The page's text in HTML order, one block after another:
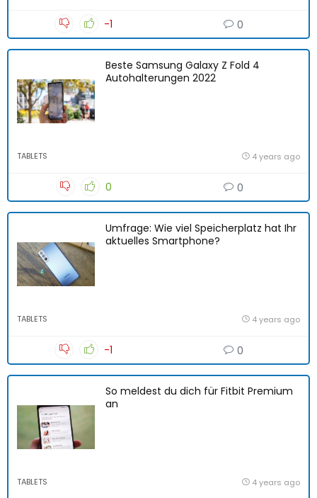
-1 0
Beste Samsung Galaxy Z Fold 4
Autohalterungen 2022
TABLETS 4 years ago
0 0
Umfrage: Wie viel Speicherplatz hat Ihr
aktuelles Smartphone?
TABLETS 4 years ago
-1 0
So meldest du dich für Fitbit Premium
an
TABLETS 4 years ago